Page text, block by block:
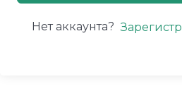
Нет аккаунта?